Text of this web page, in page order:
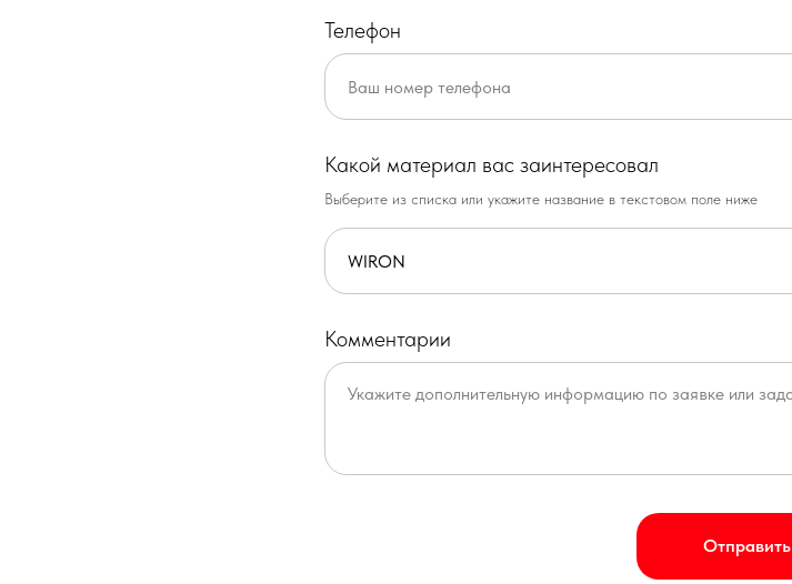
Телефон
Какой материал вас заинтересовал
Выберите из списка или укажите название в текстовом поле ниже
Комментарии
Отправить